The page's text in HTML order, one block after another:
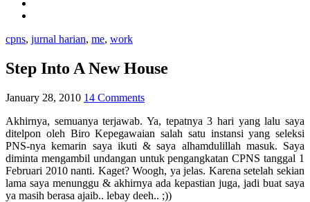
cpns, jurnal harian, me, work
Step Into A New House
January 28, 2010 14 Comments
Akhirnya, semuanya terjawab. Ya, tepatnya 3 hari yang lalu saya
ditelpon oleh Biro Kepegawaian salah satu instansi yang seleksi
PNS-nya kemarin saya ikuti & saya alhamdulillah masuk. Saya
diminta mengambil undangan untuk pengangkatan CPNS tanggal 1
Februari 2010 nanti. Kaget? Woogh, ya jelas. Karena setelah sekian
lama saya menunggu & akhirnya ada kepastian juga, jadi buat saya
ya masih berasa ajaib.. lebay deeh.. ;))